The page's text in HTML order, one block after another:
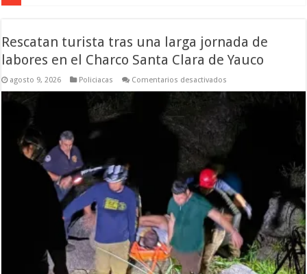
Rescatan turista tras una larga jornada de
labores en el Charco Santa Clara de Yauco
agosto 9, 2026 Policiacas Comentarios desactivados
turista
larga
de
labores
Charco
Santa
Clara
de
Yauco